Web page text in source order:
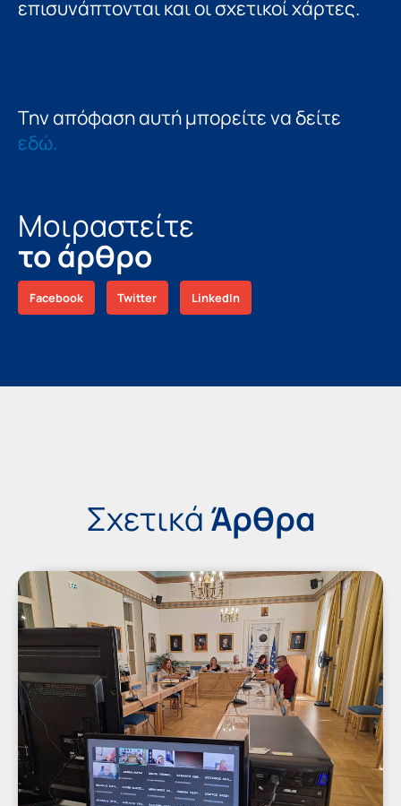
επισυνάπτονται και οι σχετικοί χάρτες.
Την απόφαση αυτή μπορείτε να δείτε
εδώ.
Μοιραστείτε
το άρθρο
Facebook Twitter LinkedIn
Σχετικά Άρθρα